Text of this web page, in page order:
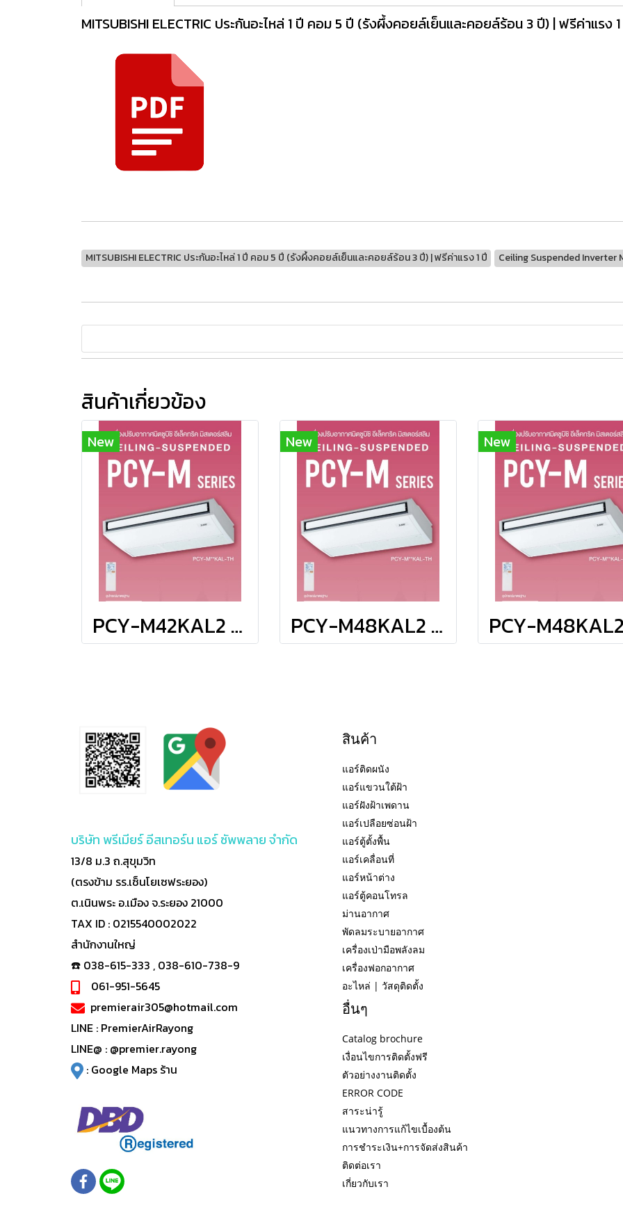
MITSUBISHI ELECTRIC ประกันอะไหล่ 1 ปี คอม 5 ปี (รังผึ้งคอยล์เย็นและคอยล์ร้อน 3 ปี) | ฟรีค่าแรง
MITSUBISHI ELECTRIC ประกันอะไหล่ 1 ปี คอม 5 ปี (รังผึ้งคอยล์เย็นและคอยล์ร้อน 3 ปี) | ฟรีค่าแรง 1 ปี Ceiling Suspended Inverter
สินค้าเกี่ยวข้อง
New
PCY-M42KAL2 มิตซูบิชิ อิเล็คทริค มิตเตอร์สลิม MITSUBISHI ELECTRIC แบบแขวนใต้ฝ้า รุ่น Ceiling Suspended Inverter M-Series R-32 ขนาด 41,968BTU #5 ระบบไฟ 380V รีโมทไร้สาย 2026 (เฉพาะเครื่อง)
New
PCY-M48KAL2 มิตซูบิชิ อิเล็คทริค มิตเตอร์สลิม MITSUBISHI ELECTRIC แบบแขวนใต้ฝ้า รุ่น Ceiling Suspended Inverter M-Series R-32 ขนาด 48,109BTU #5 ระบบไฟ 380V รีโมทไร้สาย 2026 (เฉพาะเครื่อง)
New
บริษัท พรีเมียร์ อีสเทอร์น แอร์ ซัพพลาย จำกัด
13/8 ม.3 ถ.สุขุมวิท
(ตรงข้าม รร.เซ็นโยเซฟระยอง)
ต.เนินพระ อ.เมือง จ.ระยอง 21000
TAX ID : 0215540002022
สำนักงานใหญ่
☎️ 038-615-333 , 038-610-738-9
061-951-5645
premierair305@hotmail.com
LINE : PremierAirRayong
LINE@ : @premier.rayong
: Google Maps ร้าน
สินค้า
แอร์ติดผนัง
แอร์แขวนใต้ฝ้า
แอร์ฝังฝ้าเพดาน
แอร์เปลือยซ่อนฝ้า
แอร์ตู้ตั้งพื้น
แอร์เคลื่อนที่
แอร์หน้าต่าง
แอร์ตู้คอนโทรล
ม่านอากาศ
พัดลมระบายอากาศ
เครื่องเป่ามือพลังลม
เครื่องฟอกอากาศ
อะไหล่ | วัสดุติดตั้ง
อื่นๆ
Catalog brochure
เงื่อนไขการติดตั้งฟรี
ตัวอย่างงานติดตั้ง
ERROR CODE
สาระน่ารู้
แนวทางการแก้ไขเบื้องต้น
การชำระเงิน+การจัดส่งสินค้า
ติดต่อเรา
เกี่ยวกับเรา